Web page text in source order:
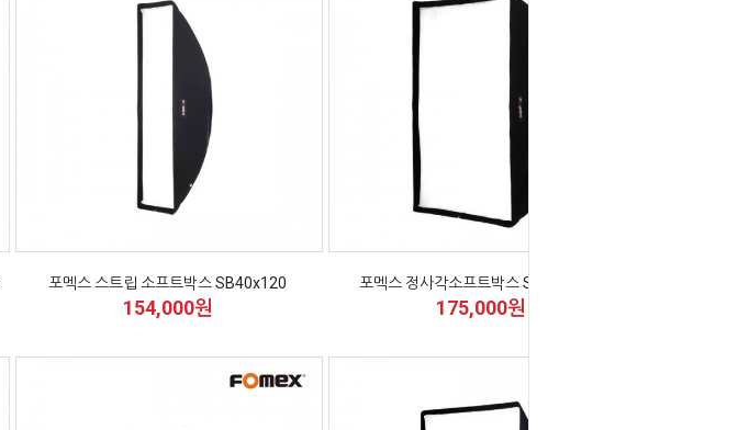
포멕스 스트립 소프트박스 SB40x120
154,000원
포멕스 정사각소프트박스 SB100x100
175,000원